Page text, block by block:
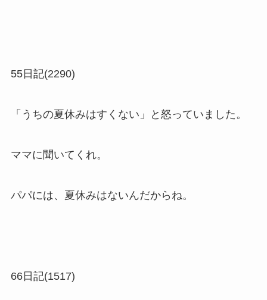
55日記(2290)
「うちの夏休みはすくない」と怒っていました。
ママに聞いてくれ。
パパには、夏休みはないんだからね。
66日記(1517)